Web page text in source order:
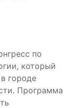
по
который
городе
Программа